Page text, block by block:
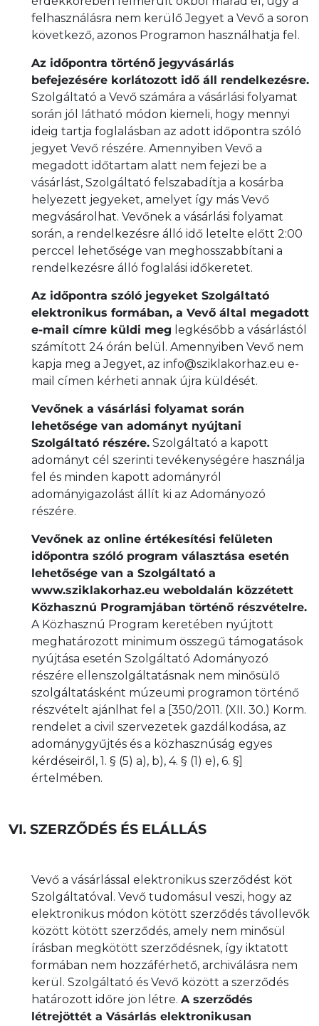
felhasználásra nem kerülő Jegyet a Vevő a soron
következő, azonos Programon használhatja fel.
Az időpontra történő jegyvásárlás
befejezésére korlátozott idő áll rendelkezésre.
Szolgáltató a Vevő számára a vásárlási folyamat
során jól látható módon kiemeli, hogy mennyi
ideig tartja foglalásban az adott időpontra szóló
jegyet Vevő részére. Amennyiben Vevő a
megadott időtartam alatt nem fejezi be a
vásárlást, Szolgáltató felszabadítja a kosárba
helyezett jegyeket, amelyet így más Vevő
megvásárolhat. Vevőnek a vásárlási folyamat
során, a rendelkezésre álló idő letelte előtt 2:00
perccel lehetősége van meghosszabbítani a
rendelkezésre álló foglalási időkeretet.
Az időpontra szóló jegyeket Szolgáltató
elektronikus formában, a Vevő által megadott
e-mail címre küldi meg legkésőbb a vásárlástól
számított 24 órán belül. Amennyiben Vevő nem
kapja meg a Jegyet, az info@sziklakorhaz.eu e-
mail címen kérheti annak újra küldését.
Vevőnek a vásárlási folyamat során
lehetősége van adományt nyújtani
Szolgáltató részére. Szolgáltató a kapott
adományt cél szerinti tevékenységére használja
fel és minden kapott adományról
adományigazolást állít ki az Adományozó
részére.
Vevőnek az online értékesítési felületen
időpontra szóló program választása esetén
lehetősége van a Szolgáltató a
www.sziklakorhaz.eu weboldalán közzétett
Közhasznú Programjában történő részvételre.
A Közhasznú Program keretében nyújtott
meghatározott minimum összegű támogatások
nyújtása esetén Szolgáltató Adományozó
részére ellenszolgáltatásnak nem minősülő
szolgáltatásként múzeumi programon történő
részvételt ajánlhat fel a [350/2011. (XII. 30.) Korm.
rendelet a civil szervezetek gazdálkodása, az
adománygyűjtés és a közhasznúság egyes
kérdéseiről, 1. § (5) a), b), 4. § (1) e), 6. §]
értelmében.
VI. SZERZŐDÉS ÉS ELÁLLÁS
Vevő a vásárlással elektronikus szerződést köt
Szolgáltatóval. Vevő tudomásul veszi, hogy az
elektronikus módon kötött szerződés távollevők
között kötött szerződés, amely nem minősül
írásban megkötött szerződésnek, így iktatott
formában nem hozzáférhető, archiválásra nem
kerül. Szolgáltató és Vevő között a szerződés
határozott időre jön létre. A szerződés
létrejöttét a Vásárlás elektronikusan